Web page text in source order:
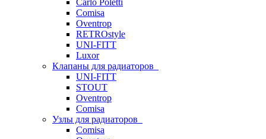
Carlo Poletti
Comisa
Oventrop
RETROstyle
UNI-FITT
Luxor
Клапаны для радиаторов
UNI-FITT
STOUT
Oventrop
Comisa
Узлы для радиаторов
Comisa